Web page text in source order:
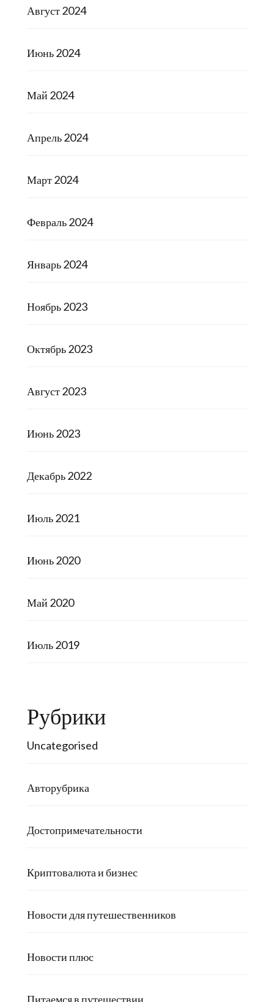
Август 2024
Июнь 2024
Май 2024
Апрель 2024
Март 2024
Февраль 2024
Январь 2024
Ноябрь 2023
Октябрь 2023
Август 2023
Июнь 2023
Декабрь 2022
Июль 2021
Июнь 2020
Май 2020
Июль 2019
Рубрики
Uncategorised
Авторубрика
Достопримечательности
Криптовалюта и бизнес
Новости для путешественников
Новости плюс
Питаемся в путешествии